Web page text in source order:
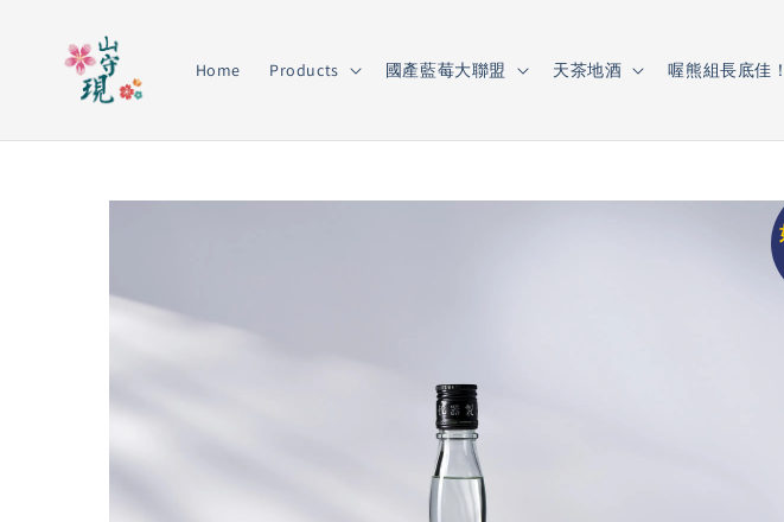
Home Products 國產藍莓大聯盟 天茶地酒 喔熊組長底佳！